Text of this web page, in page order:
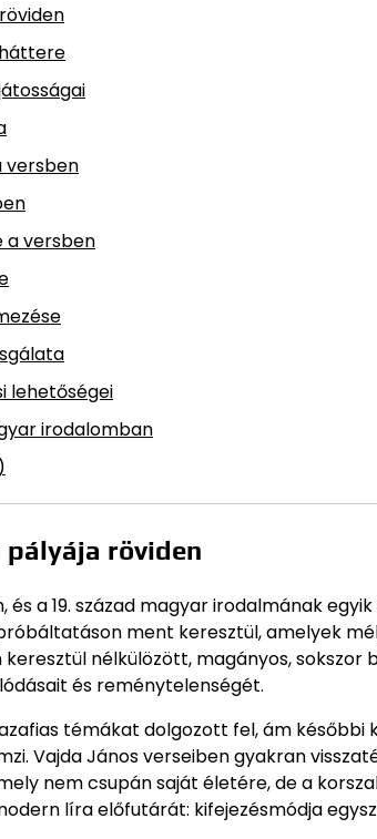
versben
a versben
lehetőségei
irodalomban
pályája röviden
és a 19. század magyar irodalmának
ment keresztül, amelyek
nélkülözött, magányos,
és reménytelenségét.
témákat dolgozott fel, ám későbbi
Vajda János verseiben gyakran
nem csupán saját életére, de a
líra előfutárát: kifejezésmódja